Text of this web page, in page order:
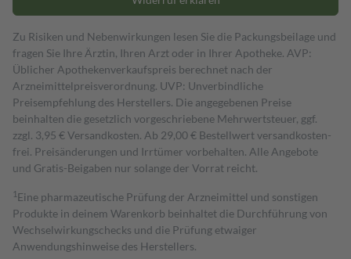
Zu Risiken und Nebenwirkungen lesen Sie die Packungsbeilage und
fragen Sie Ihre Ärztin, Ihren Arzt oder in Ihrer Apotheke. AVP:
Üblicher Apothekenverkaufspreis berechnet nach der
Arzneimittelpreisverordnung. UVP: Unverbindliche
Preisempfehlung des Herstellers. Die angegebenen Preise
beinhalten die gesetzlich vorgeschriebene Mehrwertsteuer, ggf.
zzgl. 3,95 € Versandkosten. Ab 29,00 € Bestell­wert versand­kosten­
frei. Preisänderungen und Irrtümer vorbehalten. Alle Angebote
und Gratis-Beigaben nur solange der Vorrat reicht.
1 Eine pharmazeutische Prüfung der Arzneimittel und sonstigen
Produkte in deinem Warenkorb beinhaltet die Durchführung von
Wechselwirkungschecks und die Prüfung etwaiger
Anwendungshinweise des Herstellers.